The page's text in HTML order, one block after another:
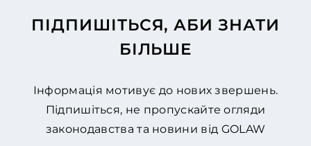
ПІДПИШІТЬСЯ, АБИ ЗНАТИ
БІЛЬШЕ
Інформація мотивує до нових звершень.
Підпишіться, не пропускайте огляди
законодавства та новини від GOLAW